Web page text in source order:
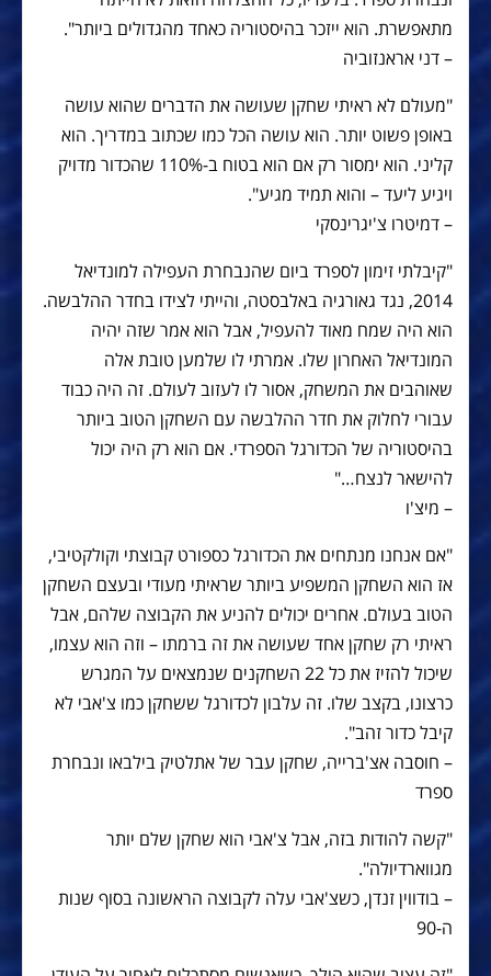
מתאפשרת. הוא ייזכר בהיסטוריה כאחד מהגדולים ביותר".
– דני אראנזוביה
"מעולם לא ראיתי שחקן שעושה את הדברים שהוא עושה
באופן פשוט יותר. הוא עושה הכל כמו שכתוב במדריך. הוא
קליני. הוא ימסור רק אם הוא בטוח ב-110% שהכדור מדויק
ויגיע ליעד – והוא תמיד מגיע".
– דמיטרו צ'יגרינסקי
"קיבלתי זימון לספרד ביום שהנבחרת העפילה למונדיאל
2014, נגד גאורגיה באלבסטה, והייתי לצידו בחדר ההלבשה.
הוא היה שמח מאוד להעפיל, אבל הוא אמר שזה יהיה
המונדיאל האחרון שלו. אמרתי לו שלמען טובת אלה
שאוהבים את המשחק, אסור לו לעזוב לעולם. זה היה כבוד
עבורי לחלוק את חדר ההלבשה עם השחקן הטוב ביותר
בהיסטוריה של הכדורגל הספרדי. אם הוא רק היה יכול
להישאר לנצח…"
– מיצ'ו
"אם אנחנו מנתחים את הכדורגל כספורט קבוצתי וקולקטיבי,
אז הוא השחקן המשפיע ביותר שראיתי מעודי ובעצם השחקן
הטוב בעולם. אחרים יכולים להניע את הקבוצה שלהם, אבל
ראיתי רק שחקן אחד שעושה את זה ברמתו – וזה הוא עצמו,
שיכול להזיז את כל 22 השחקנים שנמצאים על המגרש
כרצונו, בקצב שלו. זה עלבון לכדורגל ששחקן כמו צ'אבי לא
קיבל כדור זהב".
– חוסבה אצ'ברייה, שחקן עבר של אתלטיק בילבאו ונבחרת
ספרד
"קשה להודות בזה, אבל צ'אבי הוא שחקן שלם יותר
מגווארדיולה".
– בודווין זנדן, כשצ'אבי עלה לקבוצה הראשונה בסוף שנות
ה-90